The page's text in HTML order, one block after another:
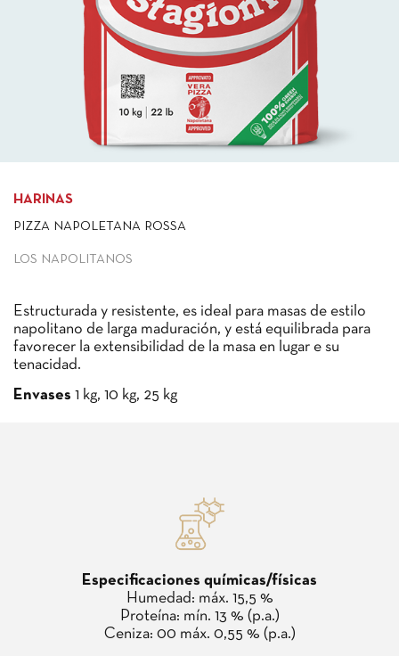
HARINAS
PIZZA NAPOLETANA ROSSA
LOS NAPOLITANOS
Estructurada y resistente, es ideal para masas de estilo
napolitano de larga maduración, y está equilibrada para
favorecer la extensibilidad de la masa en lugar e su
tenacidad.
Envases 1 kg, 10 kg, 25 kg
Especificaciones químicas/físicas
Humedad: máx. 15,5 %
Proteína: mín. 13 % (p.a.)
Ceniza: 00 máx. 0,55 % (p.a.)